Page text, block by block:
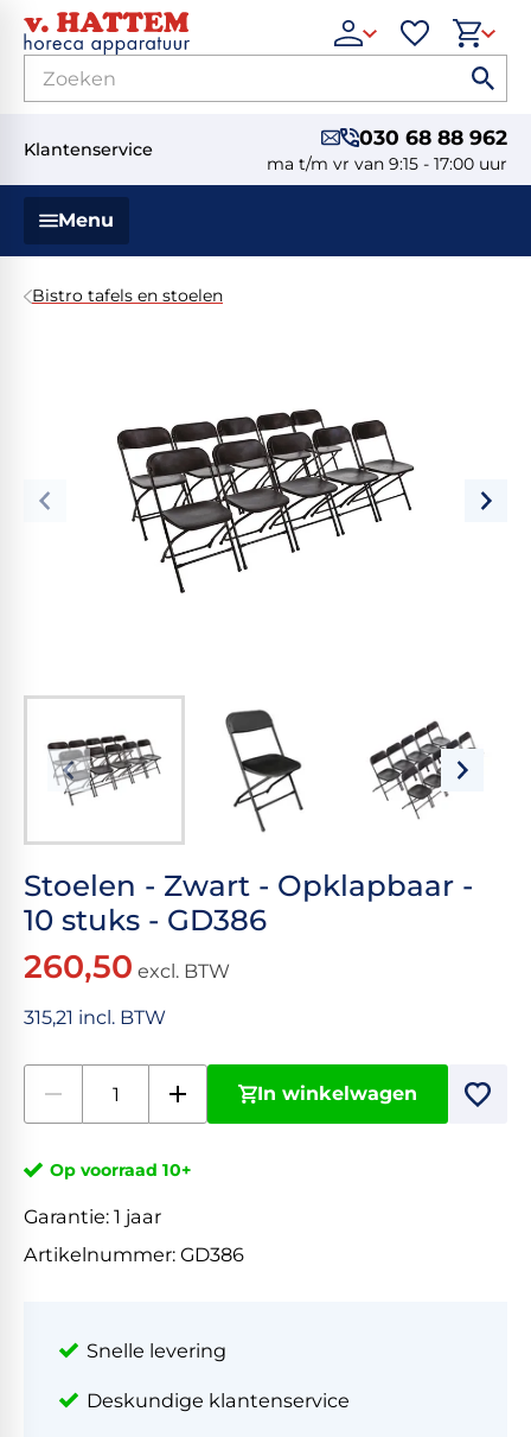
Klantenservice 030 68 88 962
ma t/m vr van 9:15 - 17:00 uur
Menu
Bistro tafels en stoelen
Stoelen - Zwart - Opklapbaar -
10 stuks - GD386
260,50 excl. BTW
315,21 incl. BTW
In winkelwagen
Op voorraad 10+
Garantie: 1 jaar
Artikelnummer: GD386
Snelle levering
Deskundige klantenservice